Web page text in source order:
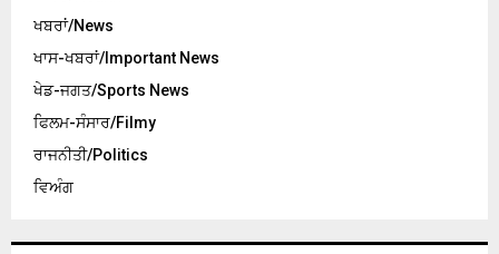
ਖਬਰਾਂ/News
ਖਾਸ-ਖਬਰਾਂ/Important News
ਖੇਡ-ਜਗਤ/Sports News
ਫਿਲਮ-ਸੰਸਾਰ/Filmy
ਰਾਜਨੀਤੀ/Politics
ਵਿਅੰਗ